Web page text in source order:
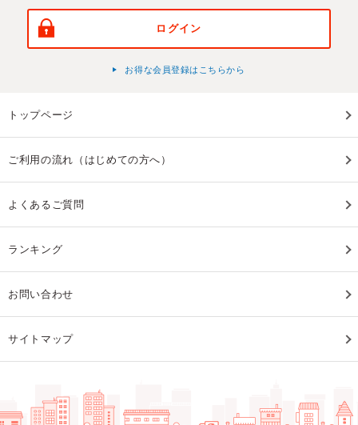
ログイン
お得な会員登録はこちらから
トップページ
ご利用の流れ（はじめての方へ）
よくあるご質問
ランキング
お問い合わせ
サイトマップ